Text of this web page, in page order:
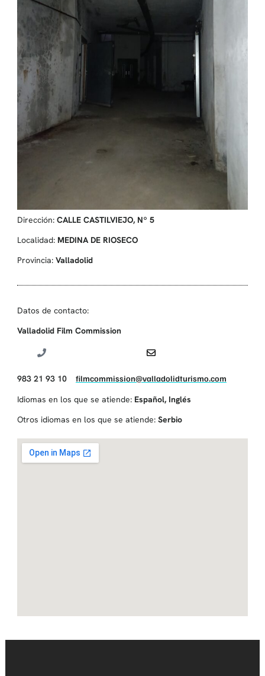
Dirección: CALLE CASTILVIEJO, Nº 5
Localidad: MEDINA DE RIOSECO
Provincia: Valladolid
Datos de contacto:
Valladolid Film Commission
983 21 93 10 filmcommission@valladolidturismo.com
Idiomas en los que se atiende: Español, Inglés
Otros idiomas en los que se atiende: Serbio